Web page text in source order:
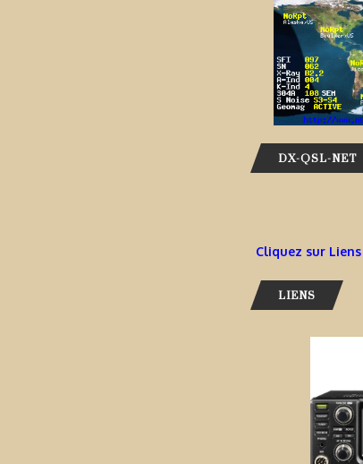
DX-QSL-NET
Cliquez sur
LIENS